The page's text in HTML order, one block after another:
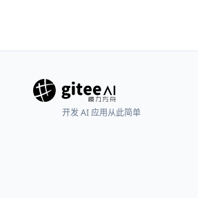
开发 AI 应用从此简单